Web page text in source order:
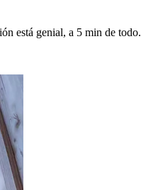
está genial, a 5 min de todo.